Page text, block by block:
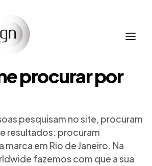
procurar por
pesquisam no site, procuram
resultados: procuram
marca em Rio de Janeiro. Na
fazemos com que a sua